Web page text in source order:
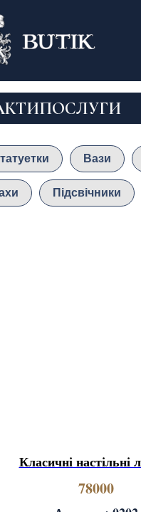
ПОСЛУГИ
Вази
Підсвічники
Класичні настільні
78000